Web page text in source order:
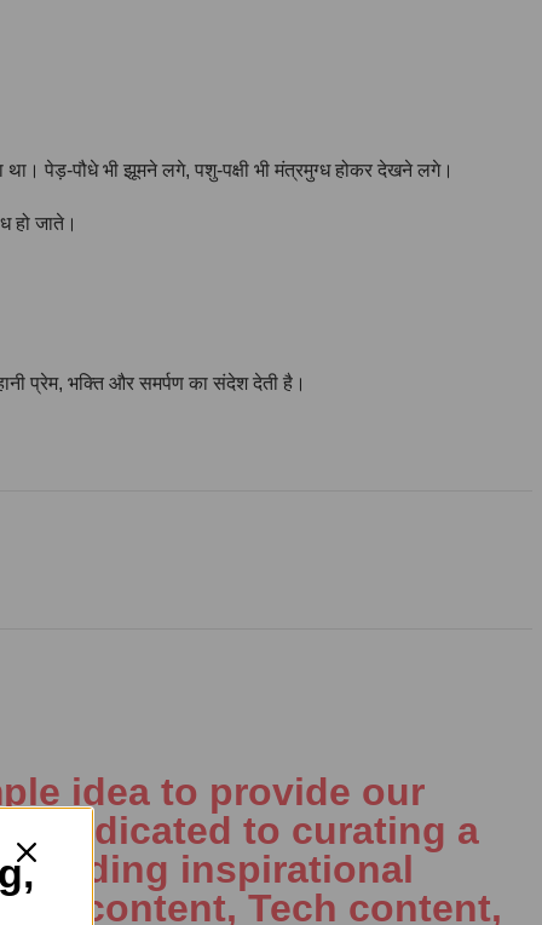
पेड़-पौधे भी झूमने लगे, पशु-पक्षी भी मंत्रमुग्ध होकर देखने लगे।
हो जाते।
प्रेम, भक्ति और समर्पण का संदेश देती है।
idea to provide our
dedicated to curating a
inspirational
AI content, Tech content,